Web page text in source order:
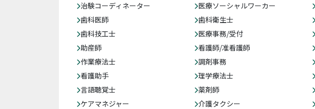
治験コーディネーター 医療ソーシャルワーカー
歯科医師
歯科衛生士
歯科技工士
医療事務/受付
助産師
看護師/准看護師
作業療法士
調剤事務
看護助手
理学療法士
言語聴覚士
薬剤師
ケアマネジャー
介護タクシー